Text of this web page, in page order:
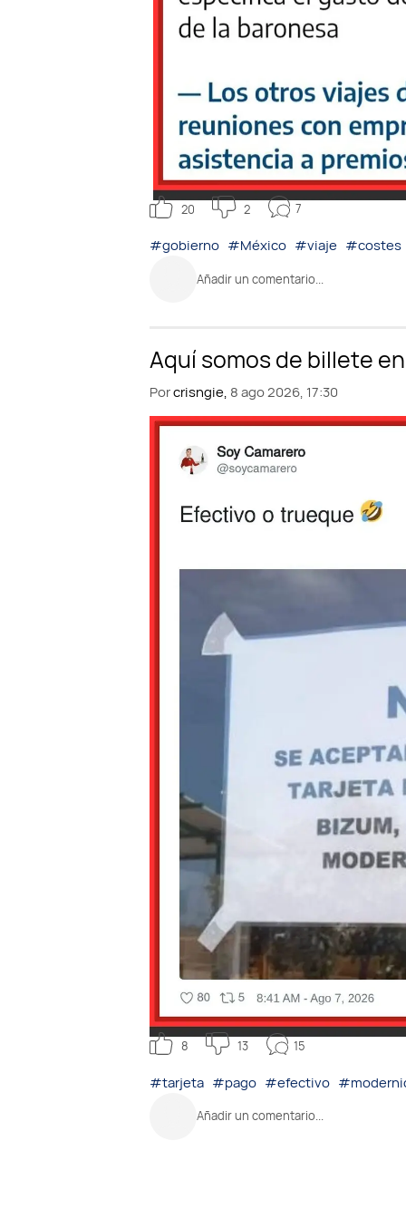
20 2 7
#gobierno #México #viaje #costes
Añadir un comentario...
Porcrisngie, 8 ago 2026, 17:30
8 13 15
#tarjeta #pago #efectivo
Añadir un comentario...